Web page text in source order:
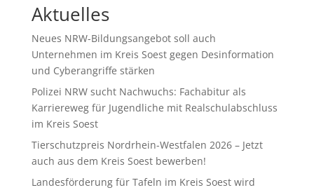
Aktuelles
Neues NRW-Bildungsangebot soll auch
Unternehmen im Kreis Soest gegen Desinformation
und Cyberangriffe stärken
Polizei NRW sucht Nachwuchs: Fachabitur als
Karriereweg für Jugendliche mit Realschulabschluss
im Kreis Soest
Tierschutzpreis Nordrhein-Westfalen 2026 – Jetzt
auch aus dem Kreis Soest bewerben!
Landesförderung für Tafeln im Kreis Soest wird